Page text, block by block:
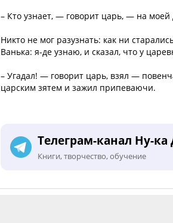
– Кто узнает, — говорит царь, — на
Никто не мог разузнать: как ни
Ванька: я-де узнаю, и сказал, что у
– Угадал! — говорит царь, взял —
царским зятем и зажил припеваючи.
Телеграм-канал Ну-ка
Книги, творчество, обучение